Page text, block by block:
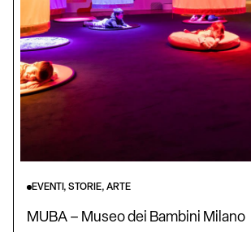
EVENTI, STORIE, ARTE
MUBA – Museo dei Bambini Milano